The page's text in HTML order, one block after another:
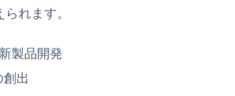
れます。
製品開発
出